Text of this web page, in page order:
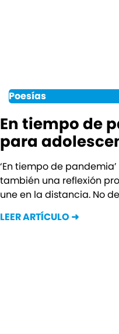
Poesías
En tiempo de
para
‘En tiempo de
también una reflexión
une en la distancia. No
LEER ARTÍCULO ➜